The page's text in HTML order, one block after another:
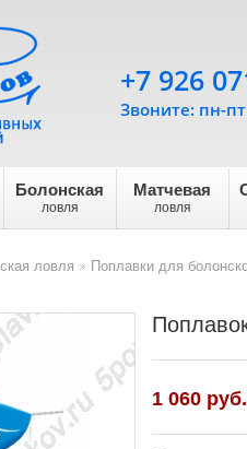
Болонская
ловля
Матчевая
ловля
+7 926
Звоните: пн-
ловля
Поплавки для
1 060 руб.